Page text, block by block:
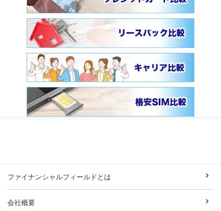
ファイナンシャルフィールドとは
会社概要